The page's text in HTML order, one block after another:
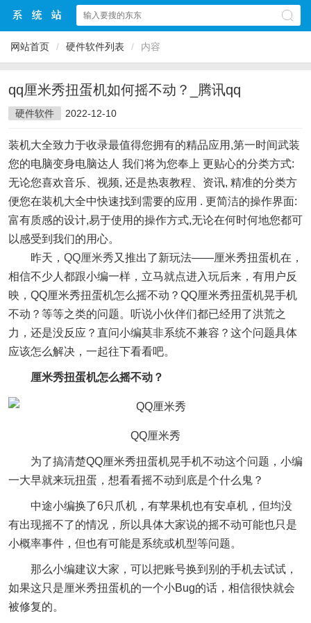
网站首页 / 硬件软件列表 / 内容
qq厘米秀扭蛋机如何摇不动？_腾讯qq
硬件软件 2022-12-10
装机大全致力于收录最值得您拥有的精品应用,第一时间武装
您的电脑变身电脑达人 我们将为您奉上 更贴心的分类方式:
无论您喜欢音乐、视频, 还是热衷教程、资讯, 精准的分类方
便您在装机大全中快速找到需要的应用 . 更简洁的操作界面:
富有质感的设计,易于使用的操作方式,无论在何时何地您都可
以感受到我们的用心。
昨天， QQ厘米秀又推出了新玩法——厘米秀扭蛋机在，
相信不少人都跟小编一样，立马就点进入玩后来，有用户反
映，QQ厘米秀扭蛋机怎么摇不动？QQ厘米秀扭蛋机晃手机
不动？等等之类的问题。听说小伙伴们都已经用了洪荒之
力，还是没反应？直问小编莫非系统不兼容？这个问题具体
应该怎么解决，一起往下看看吧。
厘米秀扭蛋机怎么摇不动？
QQ厘米秀
为了搞清楚QQ厘米秀扭蛋机晃手机不动这个问题，小编
一大早就来玩扭蛋，想看看摇不动到底是个什么鬼？
中途小编换了6只爪机，有苹果机也有安卓机，但均没
有出现摇不了的情况，所以具体大家说的摇不动可能也只是
小概率事件，但也有可能是系统或机型等问题。
那么小编建议大家，可以把账号换到别的手机去试试，
如果这只是厘米秀扭蛋机的一个小Bug的话，相信很快就会
被修复的。